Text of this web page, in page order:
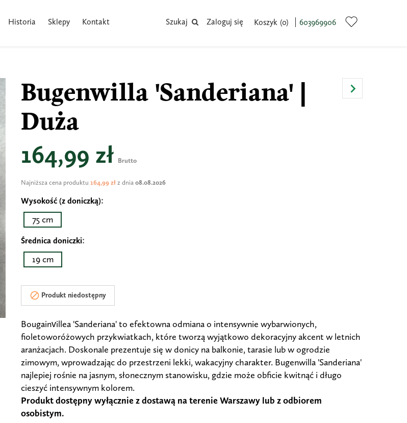
Historia Sklepy Kontakt Szukaj Zaloguj się 0
Koszyk 603969906
Bugenwilla 'Sanderiana' |
Duża
164,99 zł Brutto
Najniższa cena produktu 164,99 zł z dnia 08.08.2026
Wysokość (z doniczką)
75 cm
Średnica doniczki
19 cm
 Produkt niedostępny
Bougainvillea 'Sanderiana' to efektowna odmiana o intensywnie wybarwionych,
fioletoworóżowych przykwiatkach, które tworzą wyjątkowo dekoracyjny akcent w letnich
aranżacjach. Doskonale prezentuje się w donicy na balkonie, tarasie lub w ogrodzie
zimowym, wprowadzając do przestrzeni lekki, wakacyjny charakter. Bugenwilla 'Sanderiana'
najlepiej rośnie na jasnym, słonecznym stanowisku, gdzie może obficie kwitnąć i długo
cieszyć intensywnym kolorem.
Produkt dostępny wyłącznie z dostawą na terenie Warszawy lub z odbiorem
osobistym.